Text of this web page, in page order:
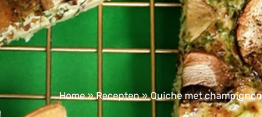
Home»Recepten»Quiche met